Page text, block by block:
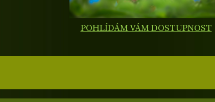
POHLÍDÁM VÁM DOSTUPNOST